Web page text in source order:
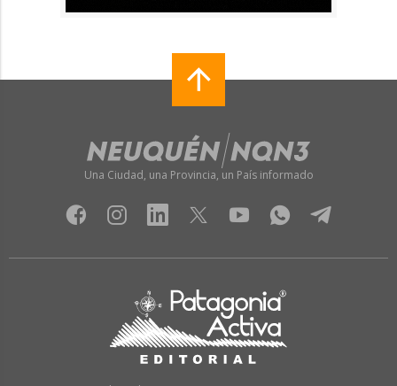
Una Ciudad, una Provincia, un País informado